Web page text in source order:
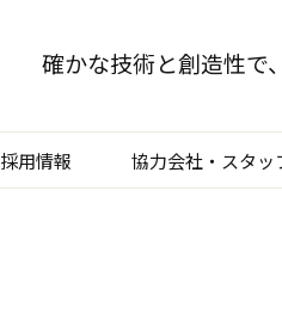
確かな技術と創造性で、
採用情報 協力会社・スタッ